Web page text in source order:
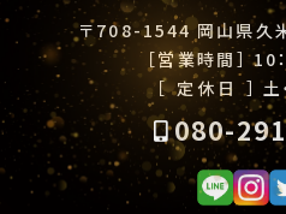
〒708-1544 岡山県久
［営業時間］ 10
［ 定休日 ］ 土
080-